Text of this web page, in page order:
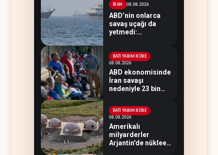
İRAN 08.08.2026
ABD’nin onlarca
savaş uçağı da
yetmedi:
BATI YARIM KÜRE
08.08.2026
ABD ekonomisinde
İran savaşı
nedeniyle 23 bin
yaşandı
BATI YARIM KÜRE
08.08.2026
Amerikalı
milyarderler
Arjantin'de nükleer